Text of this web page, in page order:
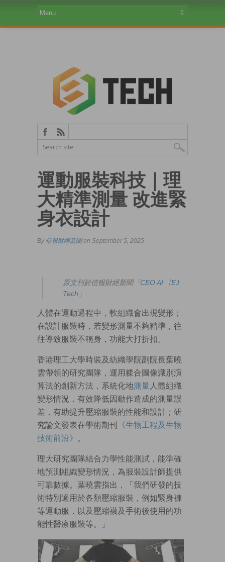
運動服裝科技｜理
大精準測量 改進緊
身衣設計
By 信報財經新聞on September 5, 2025
原文刊於信報財經新聞「CEO AI⎹ EJ
Tech 」
人體在運動過程中，軟組織會出現變形；
在設計服裝時，若變形測量不夠精準，往
往導致服裝不稱身，功能大打折扣。
香港理工大學時裝及紡織學院副院長葉曉
雲帶領的研究團隊，運用糅合圖像識別演
算法的創新方法，系統化地測量 人體組織
變形情況，有效降低因動作造成的測量誤
差，有助提升壓縮服裝的性能和設計；研
究論文發表在學術期刊
《生物工程及生物
技術前沿》
。
理大研究團隊結合力學性能測試，能準確
地預測組織變形情況，為服裝設計師提供
可靠數據。葉曉雲指出，「我們研發的技
術特別適用於各類壓縮服裝，例如緊身褲
等運動服，以及壓縮襪及手術後使用的功
能性醫療服裝等。」